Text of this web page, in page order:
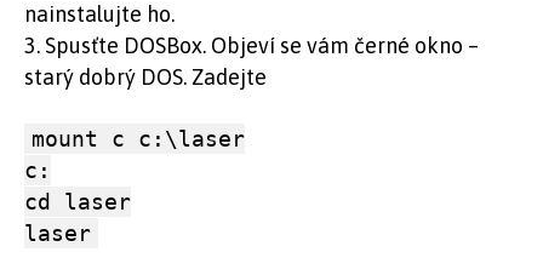
nainstalujte ho.
3. Spusťte DOSBox. Objeví se vám černé okno –
starý dobrý DOS. Zadejte
mount c c:\laser
c:
cd laser
laser